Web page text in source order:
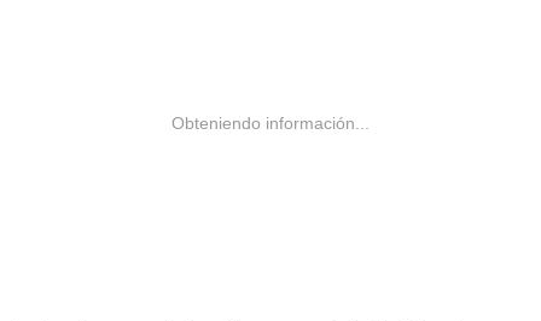
Obteniendo información...